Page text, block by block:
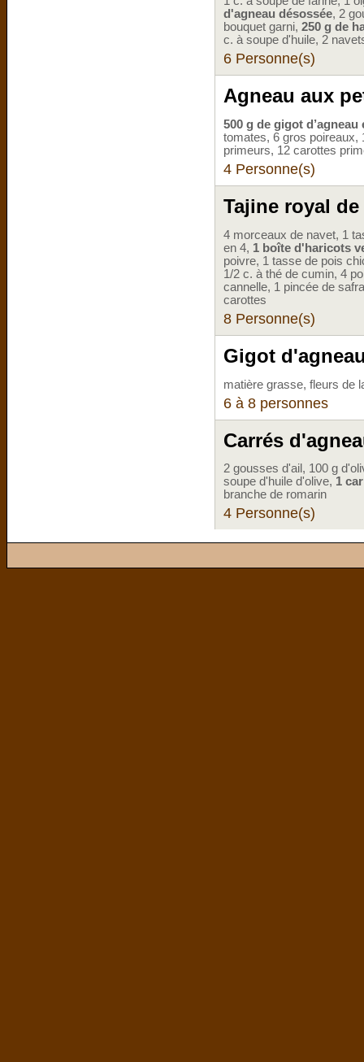
d'agneau désossée, 2
bouquet garni, 250 g de
c. à soupe d'huile, 2
6 Personne(s)
Agneau aux
500 g de gigot d’agneau
tomates, 6 gros poireaux,
primeurs, 12 carottes
4 Personne(s)
Tajine royal
4 morceaux de navet, 1
en 4, 1 boîte d'haricots
poivre, 1 tasse de pois
1/2 c. à thé de cumin, 4
cannelle, 1 pincée de
carottes
8 Personne(s)
Gigot
matière grasse, fleurs de
6 à 8 personnes
Carrés
2 gousses d'ail, 100 g
soupe d'huile d'olive, 1
branche de romarin
4 Personne(s)